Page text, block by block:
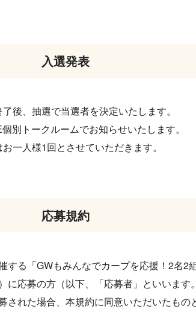
入選発表
後、抽選で当選者を決定いたします。
別トークルームでお知らせいたします。
一人様1回とさせていただきます。
応募規約
る「GWもみんなでカープを応援！2名2
応募の方（以下、「応募者」といいます
された場合、本規約に同意いただいたも